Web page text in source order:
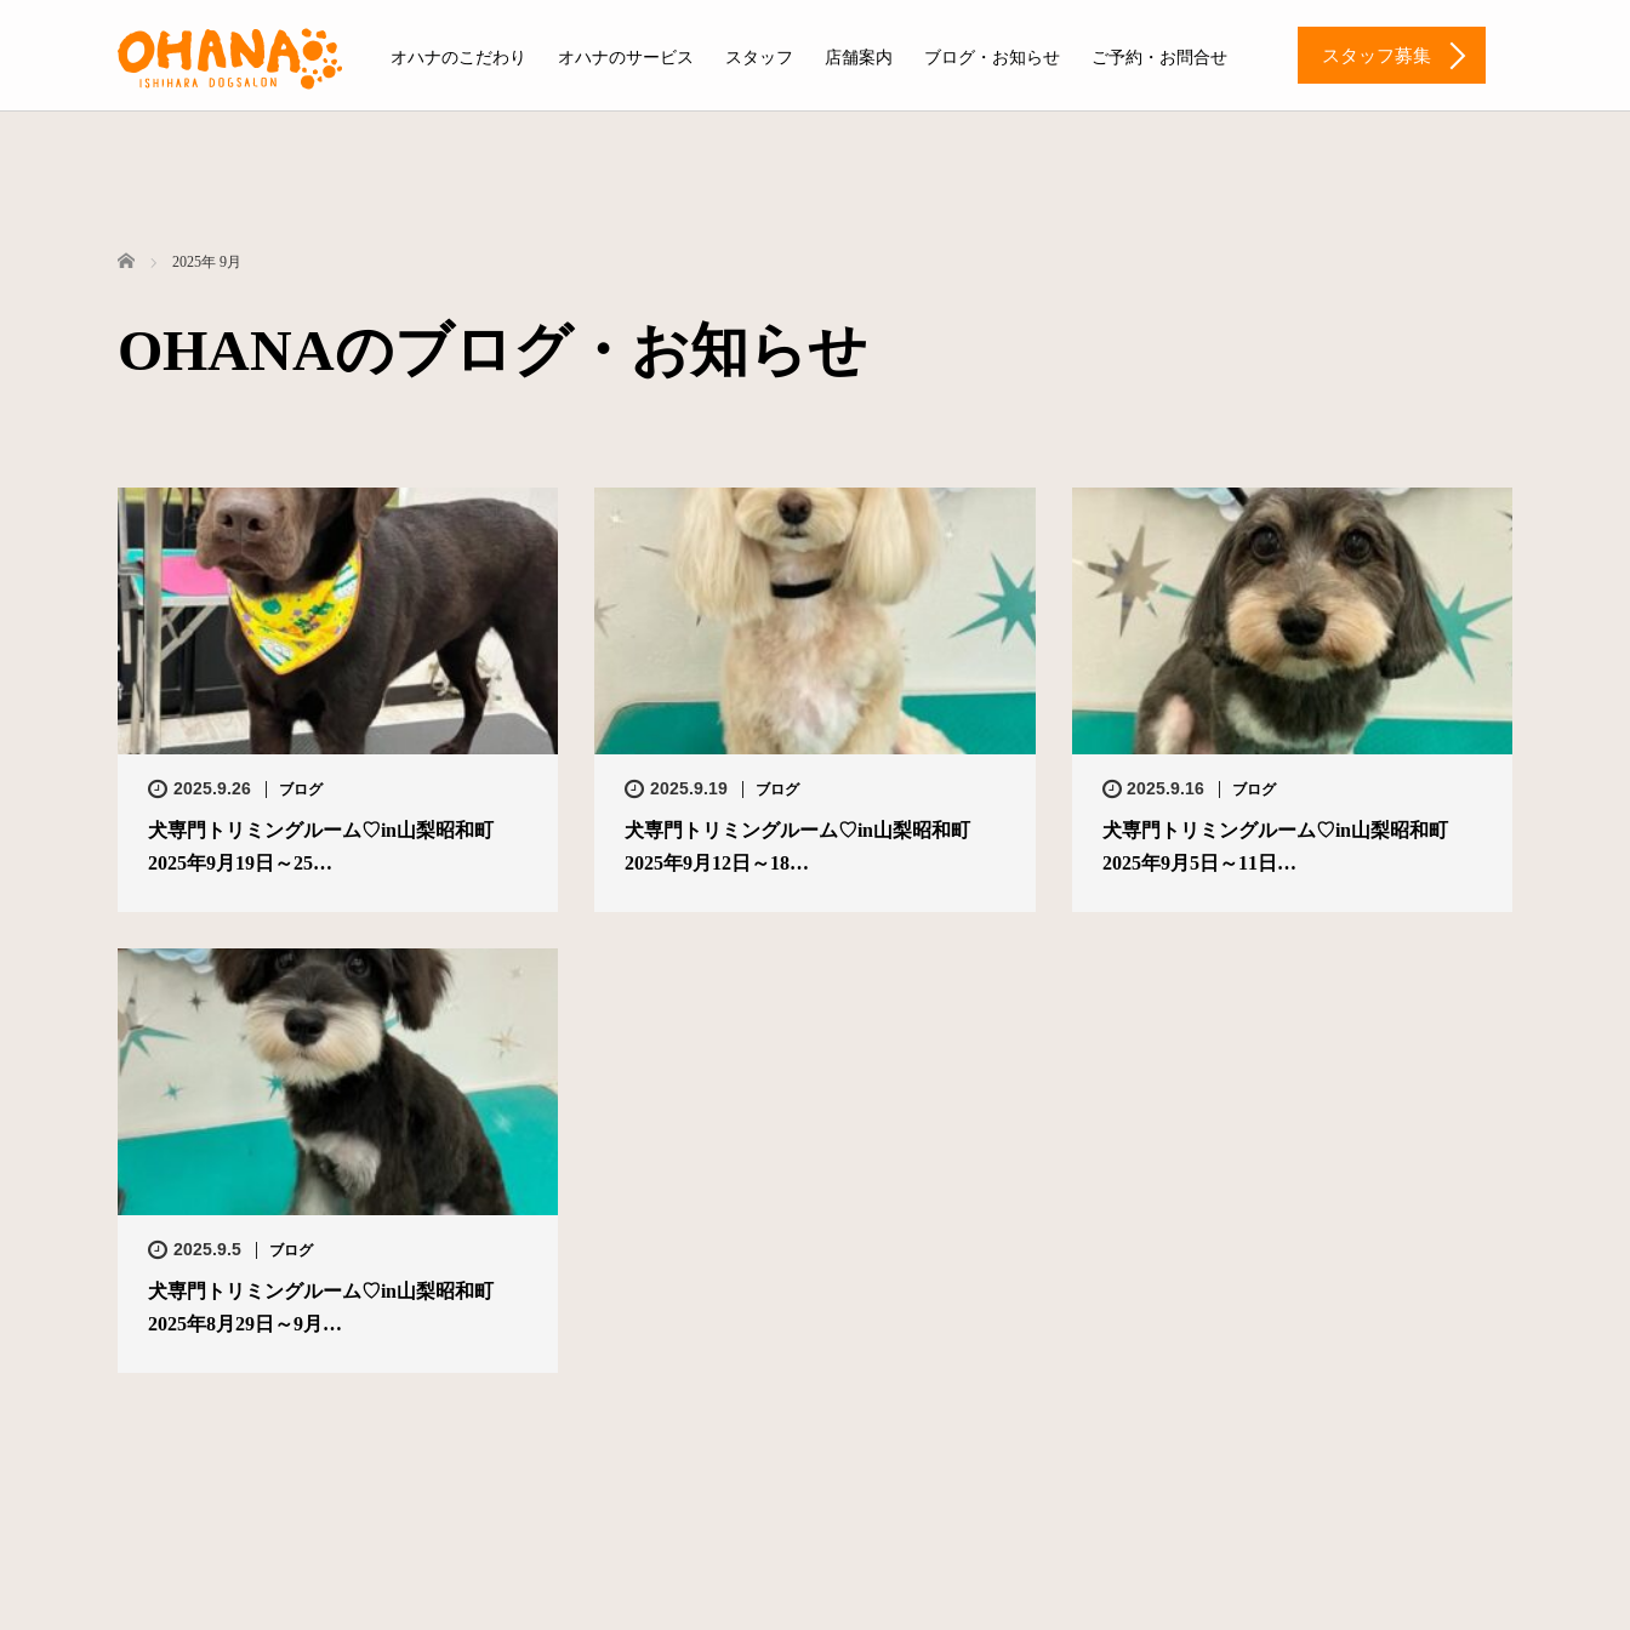
オハナのこだわり オハナのサービス スタッフ 店舗案内 ブログ・お知らせ ご予約・お問合せ スタッフ募集
ホーム 2025年 9月
OHANAのブログ・お知らせ
2025.9.26 ブログ
犬専門トリミングルーム♡in山梨昭和町
2025年9月19日～25…
2025.9.19 ブログ
犬専門トリミングルーム♡in山梨昭和町
2025年9月12日～18…
2025.9.16 ブログ
犬専門トリミングルーム♡in山梨昭和町
2025年9月5日～11日…
2025.9.5 ブログ
犬専門トリミングルーム♡in山梨昭和町
2025年8月29日～9月…